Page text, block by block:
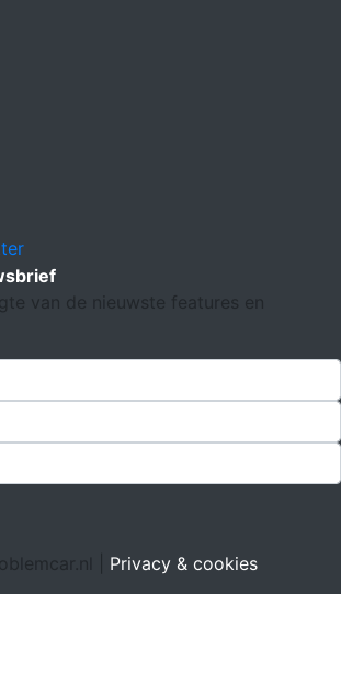
van de nieuwste features en
| Privacy & cookies